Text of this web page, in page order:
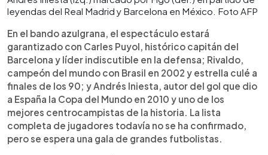
leyendas del Real Madrid y Barcelona en México. Foto AFP
En el bando azulgrana, el espectáculo estará
garantizado con Carles Puyol, histórico capitán del
Barcelona y líder indiscutible en la defensa; Rivaldo,
campeón del mundo con Brasil en 2002 y estrella culé a
finales de los 90; y Andrés Iniesta, autor del gol que dio
a España la Copa del Mundo en 2010 y uno de los
mejores centrocampistas de la historia. La lista
completa de jugadores todavía no se ha confirmado,
pero se espera una gala de grandes futbolistas.